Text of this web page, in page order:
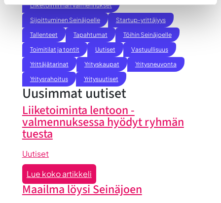
Liiketoiminnan valmennukset
Sijoittuminen Seinäjoelle
Startup-yrittäjyys
Tallenteet
Tapahtumat
Töihin Seinäjoelle
Toimitilat ja tontit
Uutiset
Vastuullisuus
Yrittäjätarinat
Yrityskaupat
Yritysneuvonta
Yritysrahoitus
Yritysuutiset
Uusimmat uutiset
Liiketoiminta lentoon -
valmennuksessa hyödyt ryhmän
tuesta
Uutiset
Lue koko artikkeli:
Liiketoiminta
lentoon
Maailma löysi Seinäjoen